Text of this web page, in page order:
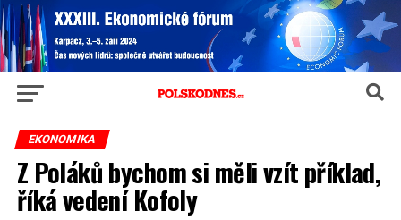
EKONOMIKA
Z Poláků bychom si měli vzít příklad,
říká vedení Kofoly